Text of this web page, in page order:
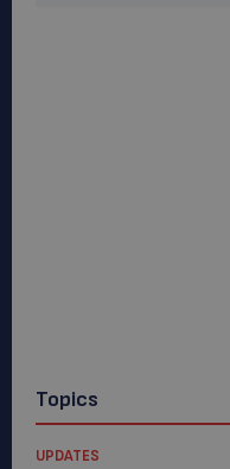
Topics
UPDATES